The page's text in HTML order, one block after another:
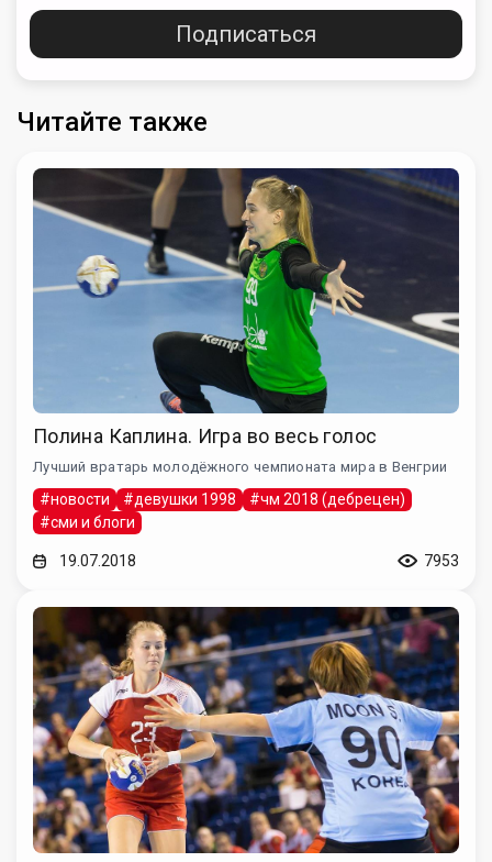
Подписаться
Читайте также
Полина Каплина. Игра во весь голос
Лучший вратарь молодёжного чемпионата мира в Венгрии
#новости #девушки 1998
#чм 2018 (дебрецен)
#сми и блоги
19.07.2018 7953